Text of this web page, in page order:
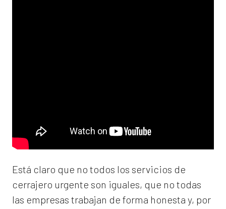
Está claro que no todos los servicios de
cerrajero urgente son iguales, que no todas
las empresas trabajan de forma honesta y, por